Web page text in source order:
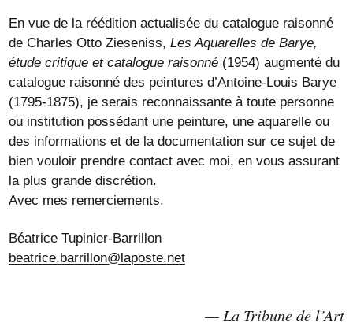
En vue de la réédition actualisée du catalogue raisonné
de Charles Otto Zieseniss,Les Aquarelles de Barye,
étude critique et catalogue raisonné (1954) augmenté du
catalogue raisonné des peintures d’Antoine-Louis Barye
(1795-1875), je serais reconnaissante à toute personne
ou institution possédant une peinture, une aquarelle ou
des informations et de la documentation sur ce sujet de
bien vouloir prendre contact avec moi, en vous assurant
la plus grande discrétion.
Avec mes remerciements.
Béatrice Tupinier-Barrillon
beatrice.barrillon@laposte.net
La Tribune de l’Art